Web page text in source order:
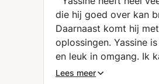
die hij goed over kan
Daarnaast komt hij
oplossingen. Yassine
en leuk in omgang. Ik
iedereen aanraden .
Lees meer